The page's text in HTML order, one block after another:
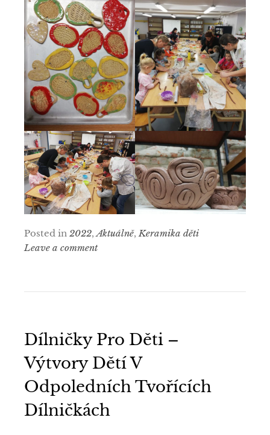
Posted in 2022, Aktuálně, Keramika děti
Leave a comment
Dílničky Pro Děti –
Výtvory Dětí V
Odpoledních Tvořících
Dílničkách